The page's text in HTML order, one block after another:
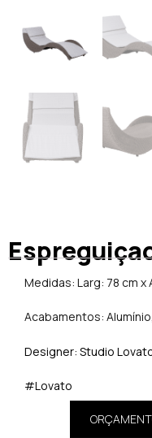
Medidas: Larg: 78 cm x
Acabamentos:
Designer: Studio
#Lovato